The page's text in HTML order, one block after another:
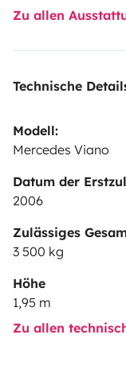
con el vehiculo
fianza)Esta
vehiculo se
que tengas sin
Zu allen
Technische
Modell:
Mercedes Viano
Datum der
2006
Zulässiges
3 500 kg
Höhe
1,95 m
Zu allen